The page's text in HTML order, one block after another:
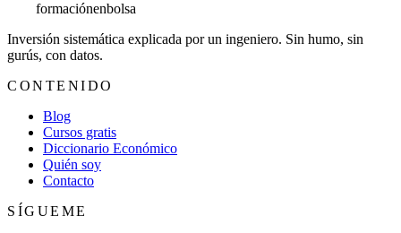
formaciónenbolsa
Inversión sistemática explicada por un ingeniero. Sin humo, sin
gurús, con datos.
CONTENIDO
Blog
Cursos gratis
Diccionario Económico
Quién soy
Contacto
SÍGUEME